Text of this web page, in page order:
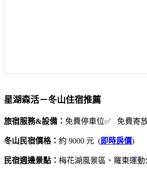
星湖森活－冬山住宿推薦
旅宿服務&設備： 免費停車位✅ 免費寄
冬山民宿價格： 約 9000 元 (即時房價)
民宿週邊景點： 梅花湖風景區、羅東運動